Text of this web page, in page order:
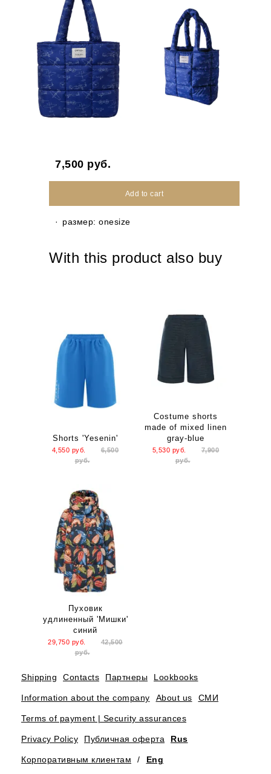
7,500 руб.
Add to cart
размер: onesize
With this product also buy
Shorts 'Yesenin'
4,550 руб.
6,500
руб.
Costume shorts
made of mixed linen
gray-blue
5,530 руб.
7,900
руб.
Пуховик
удлиненный 'Мишки'
синий
29,750 руб.
42,500
руб.
Shipping Contacts Партнеры Lookbooks
Information about the company About us СМИ
Terms of payment | Security assurances
Privacy Policy Публичная оферта Rus
Корпоративным клиентам / Eng